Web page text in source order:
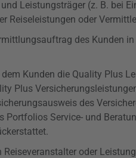
Leistungsträger (z. B. bei
Reiseleistungen oder
des Kunden
Kunden die Quality Plus
Plus
des
Service- und
oder